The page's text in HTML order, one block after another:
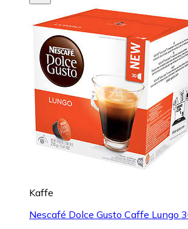
Kaffe
Nescafé Dolce Gusto Caffe Lungo